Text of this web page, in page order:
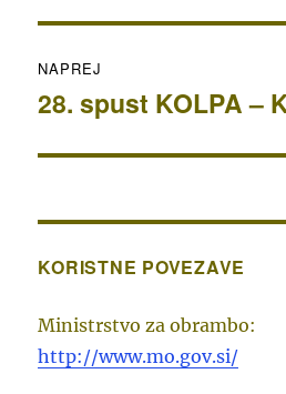
NAPREJ
Naslednji
28. spust KOLPA –
KORISTNE POVEZAVE
Ministrstvo za obrambo:
http://www.mo.gov.si/